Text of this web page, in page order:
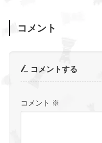
コメント
コメントする
コメント ※